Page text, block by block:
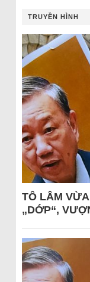
TRUYỀN HÌNH
TÔ LÂM
„DỚP“,